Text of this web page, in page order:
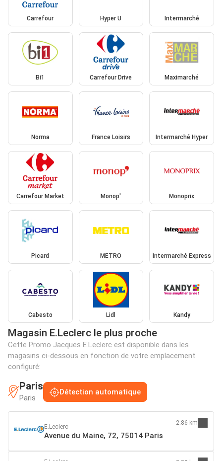
Carrefour Hyper U Intermarché
Bi1 Carrefour Drive Maximarché
Norma France Loisirs Intermarché Hyper
Carrefour Market Monop' Monoprix
Picard METRO Intermarché Express
Cabesto Lidl Kandy
Magasin E.Leclerc le plus proche
Cette Promo Jacques E.Leclerc est disponible dans les
magasins ci-dessous en fonction de votre emplacement
configuré:
Paris
Paris
Détection automatique
E.Leclerc
Avenue du Maine, 72, 75014 Paris
2.86 km